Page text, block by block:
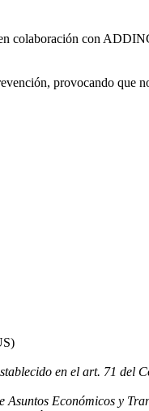
colaboración con
provocando que
en el art. 71 del
Económicos y